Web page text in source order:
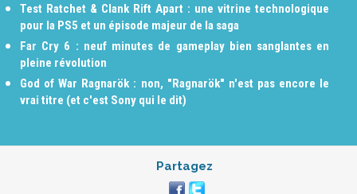
Test Ratchet & Clank Rift Apart : une vitrine technologique
pour la PS5 et un épisode majeur de la saga
Far Cry 6 : neuf minutes de gameplay bien sanglantes en
pleine révolution
God of War Ragnarök : non, "Ragnarök" n'est pas encore le
vrai titre (et c'est Sony qui le dit)
Partagez